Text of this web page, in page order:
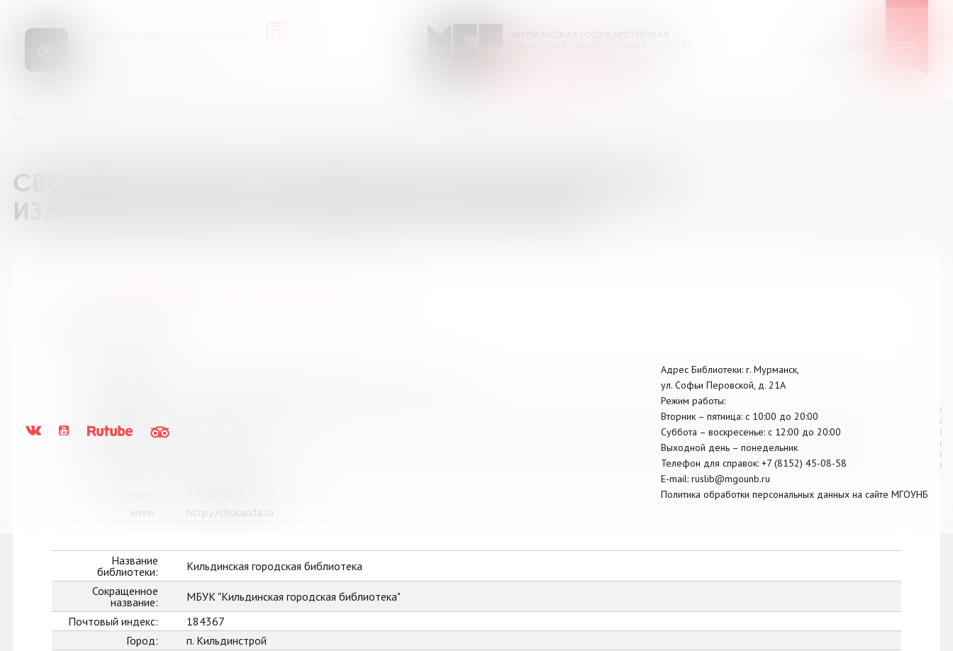
Адрес Библиотеки: г. Мурманск,
ул. Софьи Перовской, д. 21А
Режим работы:
Вторник – пятница: с 10:00 до 20:00
Суббота – воскресенье: c 12:00 до 20:00
Выходной день – понедельник
Телефон для справок: +7 (8152) 45-08-58
E-mail: ruslib@mgounb.ru
Политика обработки персональных данных на сайте МГОУНБ
СВОДНЫЙ КАТАЛОГ ПОДПИСКИ НА ПЕРИОДИЧЕСКИЕ
ИЗДАНИЯ БИБЛИОТЕК МУРМАНСКОЙ ОБЛАСТИ
Почтовый индекс:
www:
http://cbskanda.ru
Название
библиотеки:
Кильдинская городская библиотека
Сокращенное
название:
МБУК "Кильдинская городская библиотека"
Почтовый индекс:
184367
Город:
п. Кильдинстрой